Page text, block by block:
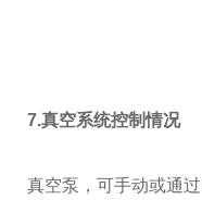
7.真空系统控制情况
真空泵，可手动或通过